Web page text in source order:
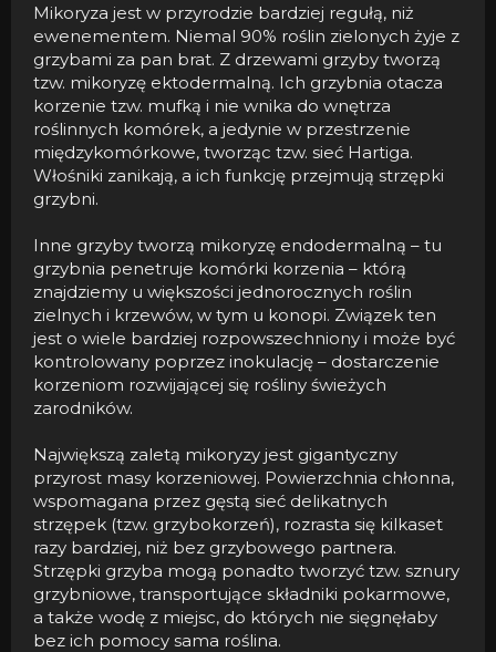
Mikoryza jest w przyrodzie bardziej regułą, niż
ewenementem. Niemal 90% roślin zielonych żyje z
grzybami za pan brat. Z drzewami grzyby tworzą
tzw. mikoryzę ektodermalną. Ich grzybnia otacza
korzenie tzw. mufką i nie wnika do wnętrza
roślinnych komórek, a jedynie w przestrzenie
międzykomórkowe, tworząc tzw. sieć Hartiga.
Włośniki zanikają, a ich funkcję przejmują strzępki
grzybni.
Inne grzyby tworzą mikoryzę endodermalną – tu
grzybnia penetruje komórki korzenia – którą
znajdziemy u większości jednorocznych roślin
zielnych i krzewów, w tym u konopi. Związek ten
jest o wiele bardziej rozpowszechniony i może być
kontrolowany poprzez inokulację – dostarczenie
korzeniom rozwijającej się rośliny świeżych
zarodników.
Największą zaletą mikoryzy jest gigantyczny
przyrost masy korzeniowej. Powierzchnia chłonna,
wspomagana przez gęstą sieć delikatnych
strzępek (tzw. grzybokorzeń), rozrasta się kilkaset
razy bardziej, niż bez grzybowego partnera.
Strzępki grzyba mogą ponadto tworzyć tzw. sznury
grzybniowe, transportujące składniki pokarmowe,
a także wodę z miejsc, do których nie sięgnęłaby
bez ich pomocy sama roślina.